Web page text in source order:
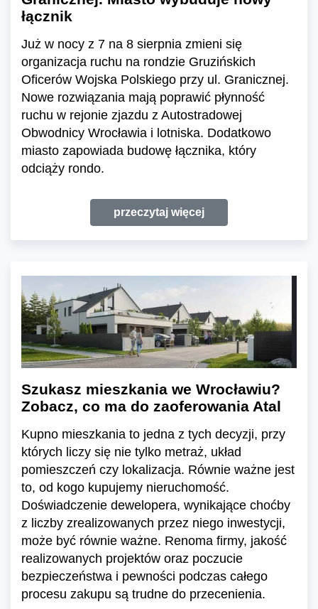
łącznik
Już w nocy z 7 na 8 sierpnia zmieni się
organizacja ruchu na rondzie Gruzińskich
Oficerów Wojska Polskiego przy ul. Granicznej.
Nowe rozwiązania mają poprawić płynność
ruchu w rejonie zjazdu z Autostradowej
Obwodnicy Wrocławia i lotniska. Dodatkowo
miasto zapowiada budowę łącznika, który
odciąży rondo.
przeczytaj więcej
Szukasz mieszkania we Wrocławiu?
Zobacz, co ma do zaoferowania Atal
Kupno mieszkania to jedna z tych decyzji, przy
których liczy się nie tylko metraż, układ
pomieszczeń czy lokalizacja. Równie ważne jest
to, od kogo kupujemy nieruchomość.
Doświadczenie dewelopera, wynikające choćby
z liczby zrealizowanych przez niego inwestycji,
może być równie ważne. Renoma firmy, jakość
realizowanych projektów oraz poczucie
bezpieczeństwa i pewności podczas całego
procesu zakupu są trudne do przecenienia.